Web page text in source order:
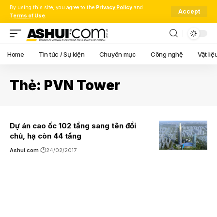
By using this site, you agree to the Privacy Policy and
Terms of Use.
Accept
Home Tin tức / Sự kiện Chuyên mục Công nghệ Vật
Thẻ: PVN Tower
Dự án cao ốc 102 tầng sang tên đổi
chủ, hạ còn 44 tầng
Ashui.com 24/02/2017